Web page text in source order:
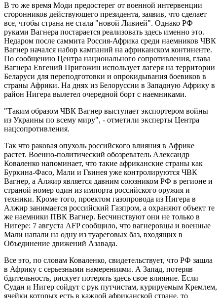
В то же время Моди предостерег от военной интервенции
сторонников действующего президента, заявив, что сделает
все, чтобы страна не стала "новой Ливией". Однако РФ
руками Вагнера постарается реализовать здесь именно это.
Недаром после саммита Россия-Африка среди наемников ЧВК
Вагнер начался набор кампаний на африканском континенте.
По сообщению Центра национального сопротивления, глава
Вагнера Евгений Пригожин использует лагеря на территории
Беларуси для переподготовки и опрокидывания боевиков в
страны Африки. На днях из Белоруссии в Западную Африку в
район Нигера вылетел очередной борт с наемниками.
"Таким образом ЧВК Вагнер выступает экспортером войны
из Украины по всему миру", - отметили эксперты Центра
нацсопротивления.
Так что раковая опухоль российского влияния в Африке
растет. Военно-политический обозреватель Александр
Коваленко напоминает, что такие африканские страны как
Буркина-Фасо, Мали и Гвинея уже контролируются ЧВК
Вагнер, а Алжир является давним союзником РФ в регионе и
страной номер один из импорта российского оружия и
техники. Кроме того, проектом газопровода из Нигера в
Алжир занимается российский Газпром, а охраняют объект те
же наемники ПВК Вагнер. Бесчинствуют они не только в
Нигере: 7 августа AFP сообщило, что вагнеровцы и военные
Мали напали на одну из туареговых баз, входящих в
Объединение движений Азавада.
Все это, по словам Коваленко, свидетельствует, что РФ зашла
в Африку с серьезными намерениями. А Запад, потеряв
бдительность, рискует потерять здесь свое влияние. Если
Судан и Нигер сойдут с рук путчистам, курируемым Кремлем,
ячейки которых есть в каждой африканской стране, то